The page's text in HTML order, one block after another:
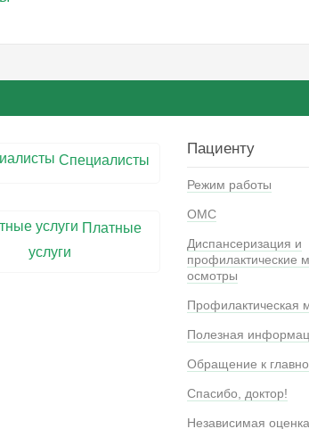
Специалисты
Платные
услуги
Пациенту
Режим работы
ОМС
Диспансеризация и
профилактические
осмотры
Профилактическая
Полезная
Обращение к
Спасибо, доктор!
Независимая